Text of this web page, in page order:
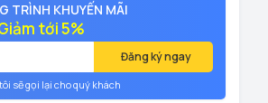
TRÌNH KHUYẾN MÃI
tới 5%
Đăng ký ngay
sẽ gọi lại cho quý khách